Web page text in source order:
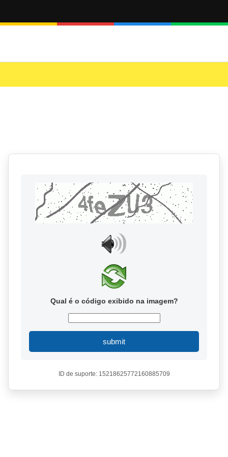
Qual é o código exibido na imagem?
submit
ID de suporte: 15218625772160885709